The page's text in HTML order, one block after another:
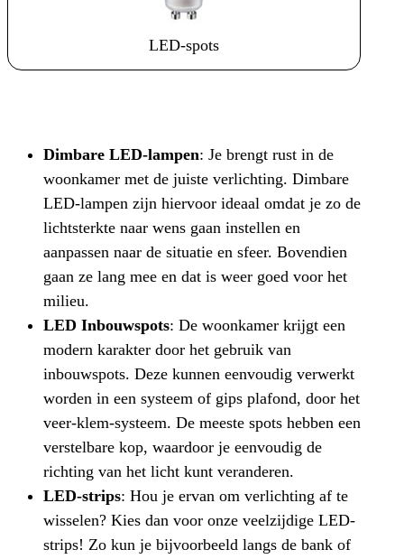
LED-spots
Dimbare LED-lampen: Je brengt rust in de
woonkamer met de juiste verlichting. Dimbare
LED-lampen zijn hiervoor ideaal omdat je zo de
lichtsterkte naar wens gaan instellen en
aanpassen naar de situatie en sfeer. Bovendien
gaan ze lang mee en dat is weer goed voor het
milieu.
LED Inbouwspots: De woonkamer krijgt een
modern karakter door het gebruik van
inbouwspots. Deze kunnen eenvoudig verwerkt
worden in een systeem of gips plafond, door het
veer-klem-systeem. De meeste spots hebben een
verstelbare kop, waardoor je eenvoudig de
richting van het licht kunt veranderen.
LED-strips: Hou je ervan om verlichting af te
wisselen? Kies dan voor onze veelzijdige LED-
strips! Zo kun je bijvoorbeeld langs de bank of